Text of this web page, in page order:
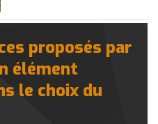
proposés par
élément
le choix du